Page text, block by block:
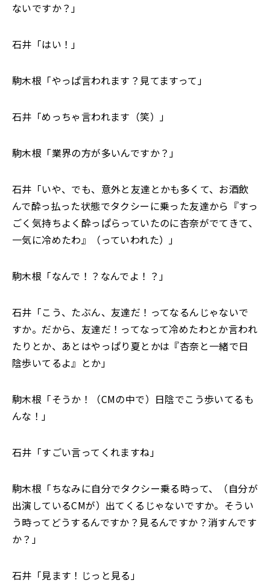
ないですか？」
石井「はい！」
駒木根「やっぱ言われます？見てますって」
石井「めっちゃ言われます（笑）」
駒木根「業界の方が多いんですか？」
石井「いや、でも、意外と友達とかも多くて、お酒飲
んで酔っ払った状態でタクシーに乗った友達から『すっ
ごく気持ちよく酔っぱらっていたのに杏奈がでてきて、
一気に冷めたわ』（っていわれた）」
駒木根「なんで！？なんでよ！？」
石井「こう、たぶん、友達だ！ってなるんじゃないで
すか。だから、友達だ！ってなって冷めたわとか言われ
たりとか、あとはやっぱり夏とかは『杏奈と一緒で日
陰歩いてるよ』とか」
駒木根「そうか！（CMの中で）日陰でこう歩いてるも
んな！」
石井「すごい言ってくれますね」
駒木根「ちなみに自分でタクシー乗る時って、（自分が
出演しているCMが）出てくるじゃないですか。そうい
う時ってどうするんですか？見るんですか？消すんです
か？」
石井「見ます！じっと見る」